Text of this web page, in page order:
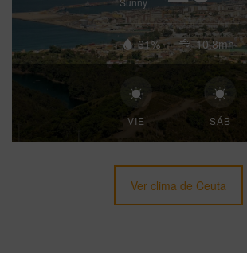
61% 10.8mh
VIE SÁB
Ver clima de Ceuta